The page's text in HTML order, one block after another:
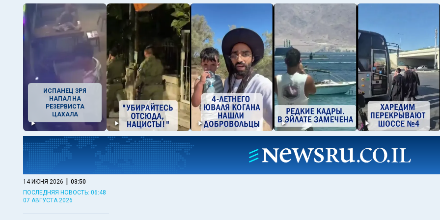
ИСПАНЕЦ ЗРЯ
НАПАЛ НА
РЕЗЕРВИСТА
ЦАХАЛА
14 ИЮНЯ 2026 | 03:50
ПОСЛЕДНЯЯ НОВОСТЬ: 06:48
07 АВГУСТА 2026